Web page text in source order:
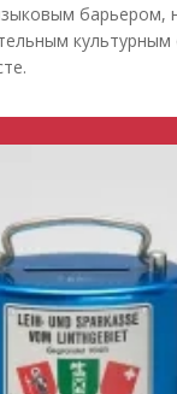
барьером,
культурным